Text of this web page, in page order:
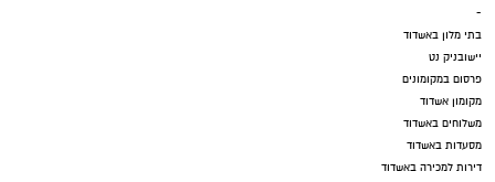
-
בתי מלון באשדוד
יישובניק נט
פרסום במקומונים
מקומון אשדוד
משלוחים באשדוד
מסעדות באשדוד
דירות למכירה באשדוד